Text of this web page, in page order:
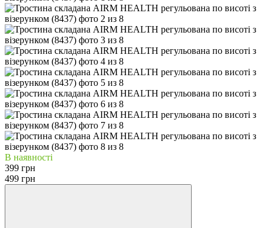
В наявності
399 грн
499 грн